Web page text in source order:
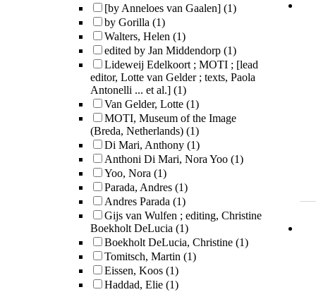
[by Anneloes van Gaalen] (1)
by Gorilla (1)
Walters, Helen (1)
edited by Jan Middendorp (1)
Lideweij Edelkoort ; MOTI ; [lead
editor, Lotte van Gelder ; texts, Paola
Antonelli ... et al.] (1)
Van Gelder, Lotte (1)
MOTI, Museum of the Image
(Breda, Netherlands) (1)
Di Mari, Anthony (1)
Anthoni Di Mari, Nora Yoo (1)
Yoo, Nora (1)
Parada, Andres (1)
Andres Parada (1)
Gijs van Wulfen ; editing, Christine
Boekholt DeLucia (1)
Boekholt DeLucia, Christine (1)
Tomitsch, Martin (1)
Eissen, Koos (1)
Haddad, Elie (1)